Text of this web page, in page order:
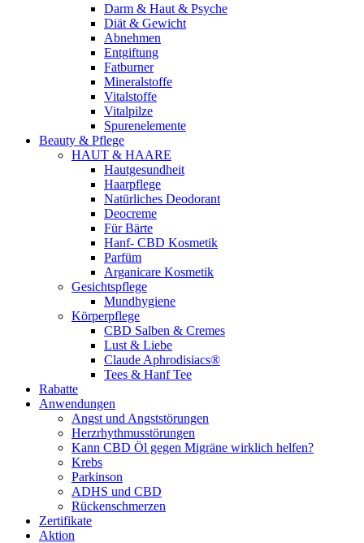
Darm & Haut & Psyche
Diät & Gewicht
Abnehmen
Entgiftung
Fatburner
Mineralstoffe
Vitalstoffe
Vitalpilze
Spurenelemente
Beauty & Pflege
HAUT & HAARE
Hautgesundheit
Haarpflege
Natürliches Deodorant
Deocreme
Für Bärte
Hanf- CBD Kosmetik
Parfüm
Arganicare Kosmetik
Gesichtspflege
Mundhygiene
Körperpflege
CBD Salben & Cremes
Lust & Liebe
Claude Aphrodisiacs®
Tees & Hanf Tee
Rabatte
Anwendungen
Angst und Angststörungen
Herzrhythmusstörungen
Kann CBD Öl gegen Migräne wirklich helfen?
Krebs
Parkinson
ADHS und CBD
Rückenschmerzen
Zertifikate
Aktion